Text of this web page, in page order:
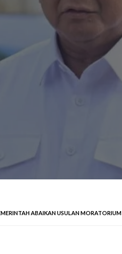
ABAIKAN USULAN MORATORIUM